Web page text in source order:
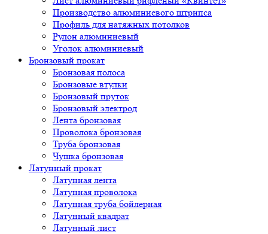
Производство алюминиевого штрипса
Профиль для натяжных потолков
Рулон алюминиевый
Уголок алюминиевый
Бронзовый прокат
Бронзовая полоса
Бронзовые втулки
Бронзовый пруток
Бронзовый электрод
Лента бронзовая
Проволока бронзовая
Труба бронзовая
Чушка бронзовая
Латунный прокат
Латунная лента
Латунная проволока
Латунная труба бойлерная
Латунный квадрат
Латунный лист